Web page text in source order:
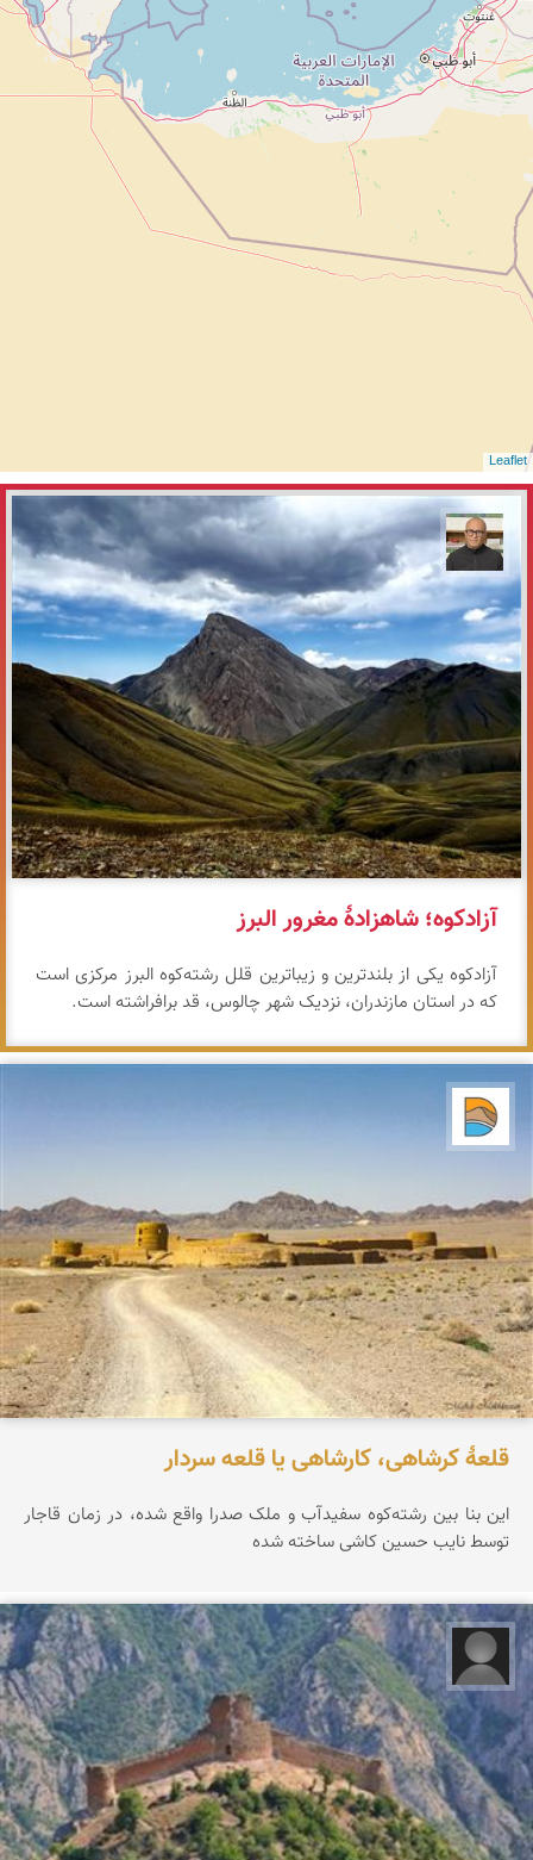
Leaflet
مازیار ذاکری
آزادکوه؛ شاهزادهٔ مغرور البرز
آزادکوه یکی از بلندترین و زیباترین قلل رشته‌کوه البرز مرکزی است
که در استان مازندران، نزدیک شهر چالوس، قد برافراشته است.
قلعۀ کرشاهی، کارشاهی یا قلعه سردار
این بنا بین رشته‌کوه سفیدآب و ملک صدرا واقع شده، در زمان قاجار
توسط نایب حسین کاشی ساخته شده
رحیم زیوری